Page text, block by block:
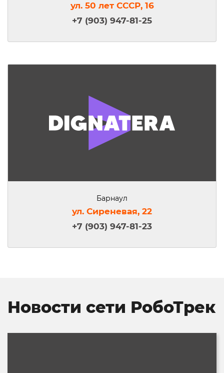
ул. 50 лет СССР, 16
+7 (903) 947-81-25
Барнаул
ул. Сиреневая, 22
+7 (903) 947-81-23
Новости сети РобоТрек